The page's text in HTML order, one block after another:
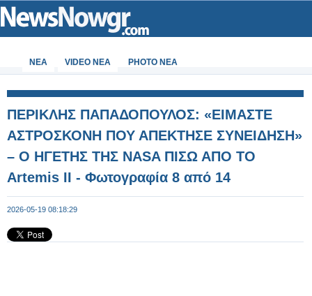
ΝΕΑ VIDEO NEA PHOTO NEA
ΠΕΡΙΚΛΗΣ ΠΑΠΑΔΟΠΟΥΛΟΣ: «ΕΙΜΑΣΤΕ
ΑΣΤΡΟΣΚΟΝΗ ΠΟΥ ΑΠΕΚΤΗΣΕ ΣΥΝΕΙΔΗΣΗ»
– Ο ΗΓΕΤΗΣ ΤΗΣ NASA ΠΙΣΩ ΑΠΟ ΤΟ
Artemis II - Φωτογραφία 8 από 14
2026-05-19 08:18:29